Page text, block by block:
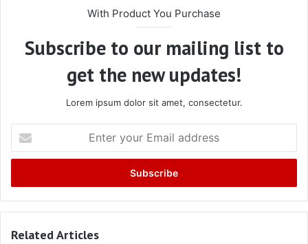
With Product You Purchase
Subscribe to our mailing list to
get the new updates!
Lorem ipsum dolor sit amet, consectetur.
your
Email
Related Articles